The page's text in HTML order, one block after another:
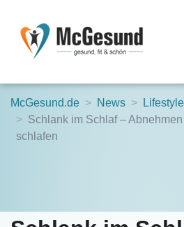
McGesund.de News
Schlank im Schlaf –
schlafen